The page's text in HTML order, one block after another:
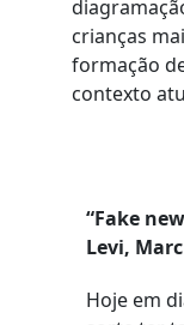
crianças
formação
contexto
“Fake
Levi,
Hoje em